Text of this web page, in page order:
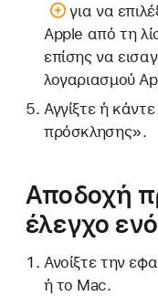
για να
Apple από τη
επίσης να
λογαριασμού
Αγγίξτε ή
πρόσκλησης».
Αποδοχή
έλεγχο
Ανοίξτε την
ή το Mac.